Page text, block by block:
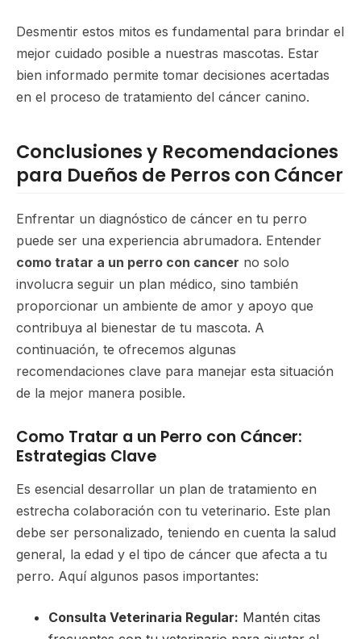
Desmentir estos mitos es fundamental para brindar el
mejor cuidado posible a nuestras mascotas. Estar
bien informado permite tomar decisiones acertadas
en el proceso de tratamiento del cáncer canino.
Conclusiones y Recomendaciones
para Dueños de Perros con Cáncer
Enfrentar un diagnóstico de cáncer en tu perro
puede ser una experiencia abrumadora. Entender
como tratar a un perro con cancer no solo
involucra seguir un plan médico, sino también
proporcionar un ambiente de amor y apoyo que
contribuya al bienestar de tu mascota. A
continuación, te ofrecemos algunas
recomendaciones clave para manejar esta situación
de la mejor manera posible.
Como Tratar a un Perro con Cáncer:
Estrategias Clave
Es esencial desarrollar un plan de tratamiento en
estrecha colaboración con tu veterinario. Este plan
debe ser personalizado, teniendo en cuenta la salud
general, la edad y el tipo de cáncer que afecta a tu
perro. Aquí algunos pasos importantes:
Consulta Veterinaria Regular: Mantén citas